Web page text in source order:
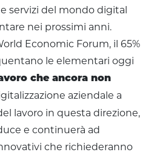
servizi del mondo digital
nei prossimi anni.
Economic Forum, il 65%
le elementari oggi
che ancora non
aziendale a
lavoro in questa direzione,
e continuerà ad
che richiederanno